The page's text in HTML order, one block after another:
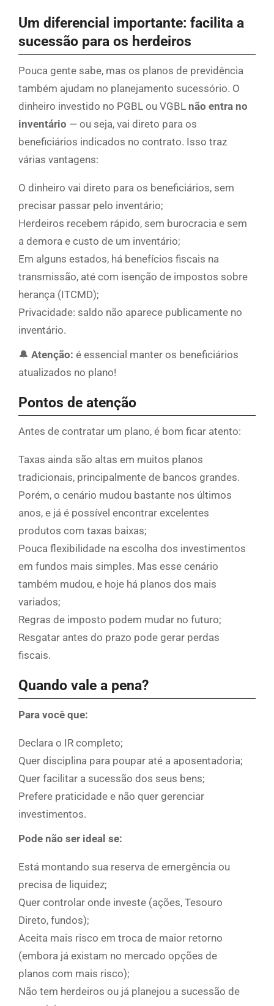
Um diferencial importante: facilita a
sucessão para os herdeiros
Pouca gente sabe, mas os planos de previdência
também ajudam no planejamento sucessório. O
dinheiro investido no PGBL ou VGBL não entra no
inventário — ou seja, vai direto para os
beneficiários indicados no contrato. Isso traz
várias vantagens:
O dinheiro vai direto para os beneficiários, sem
precisar passar pelo inventário;
Herdeiros recebem rápido, sem burocracia e sem
a demora e custo de um inventário;
Em alguns estados, há benefícios fiscais na
transmissão, até com isenção de impostos sobre
herança (ITCMD);
Privacidade: saldo não aparece publicamente no
inventário.
🔔 Atenção: é essencial manter os beneficiários
atualizados no plano!
Pontos de atenção
Antes de contratar um plano, é bom ficar atento:
Taxas ainda são altas em muitos planos
tradicionais, principalmente de bancos grandes.
Porém, o cenário mudou bastante nos últimos
anos, e já é possível encontrar excelentes
produtos com taxas baixas;
Pouca flexibilidade na escolha dos investimentos
em fundos mais simples. Mas esse cenário
também mudou, e hoje há planos dos mais
variados;
Regras de imposto podem mudar no futuro;
Resgatar antes do prazo pode gerar perdas
fiscais.
Quando vale a pena?
Para você que:
Declara o IR completo;
Quer disciplina para poupar até a aposentadoria;
Quer facilitar a sucessão dos seus bens;
Prefere praticidade e não quer gerenciar
investimentos.
Pode não ser ideal se:
Está montando sua reserva de emergência ou
precisa de liquidez;
Quer controlar onde investe (ações, Tesouro
Direto, fundos);
Aceita mais risco em troca de maior retorno
(embora já existam no mercado opções de
planos com mais risco);
Não tem herdeiros ou já planejou a sucessão de